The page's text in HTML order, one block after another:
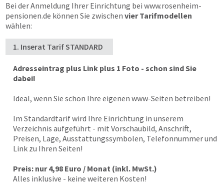
Bei der Anmeldung Ihrer Einrichtung bei www.rosenheim-
pensionen.de können Sie zwischen vier Tarifmodellen
wählen:
1. Inserat Tarif STANDARD
Adresseintrag plus Link plus 1 Foto - schon sind Sie
dabei!
Ideal, wenn Sie schon Ihre eigenen www-Seiten betreiben!
Im Standardtarif wird Ihre Einrichtung in unserem
Verzeichnis aufgeführt - mit Vorschaubild, Anschrift,
Preisen, Lage, Ausstattungssymbolen, Telefonnummer und
Link zu Ihren Seiten!
Preis: nur 4,98 Euro / Monat (inkl. MwSt.)
Alles inklusive - keine weiteren Kosten!